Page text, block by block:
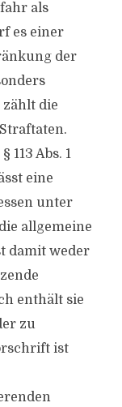
als
es einer
der
die
113 Abs. 1
eine
unter
allgemeine
damit weder
enthält sie
zu
ist